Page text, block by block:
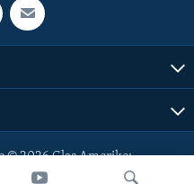
© 2026 Glas Amerike: